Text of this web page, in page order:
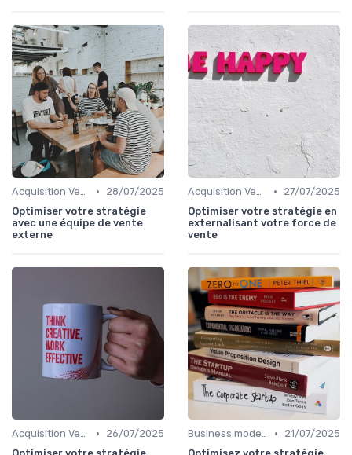
Acquisition Vendeurs •
28/07/2025
Optimiser votre stratégie
avec une équipe de vente
externe
Acquisition Vendeurs •
27/07/2025
Optimiser votre stratégie en
externalisant votre force de
vente
Acquisition Vendeurs •
26/07/2025
Business model de marketplace •
21/07/2025